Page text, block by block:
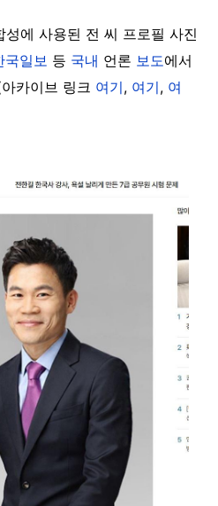
에 사용된 전 씨 프로필 사진
국일보 등 국내 언론 보도에서
카이브 링크 여기, 여기, 여